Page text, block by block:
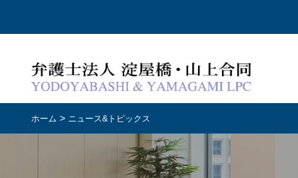
ホーム > ニュース&トピックス